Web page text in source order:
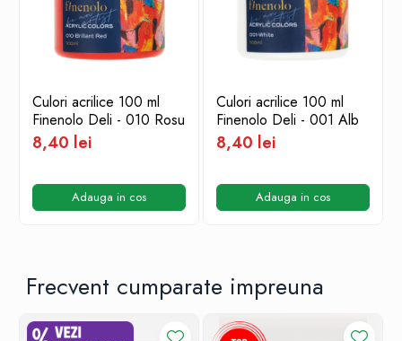
Culori acrilice 100 ml
Finenolo Deli - 010 Rosu
8,40 lei
Adauga in cos
Culori acrilice 100 ml
Finenolo Deli - 001 Alb
8,40 lei
Adauga in cos
Frecvent cumparate impreuna